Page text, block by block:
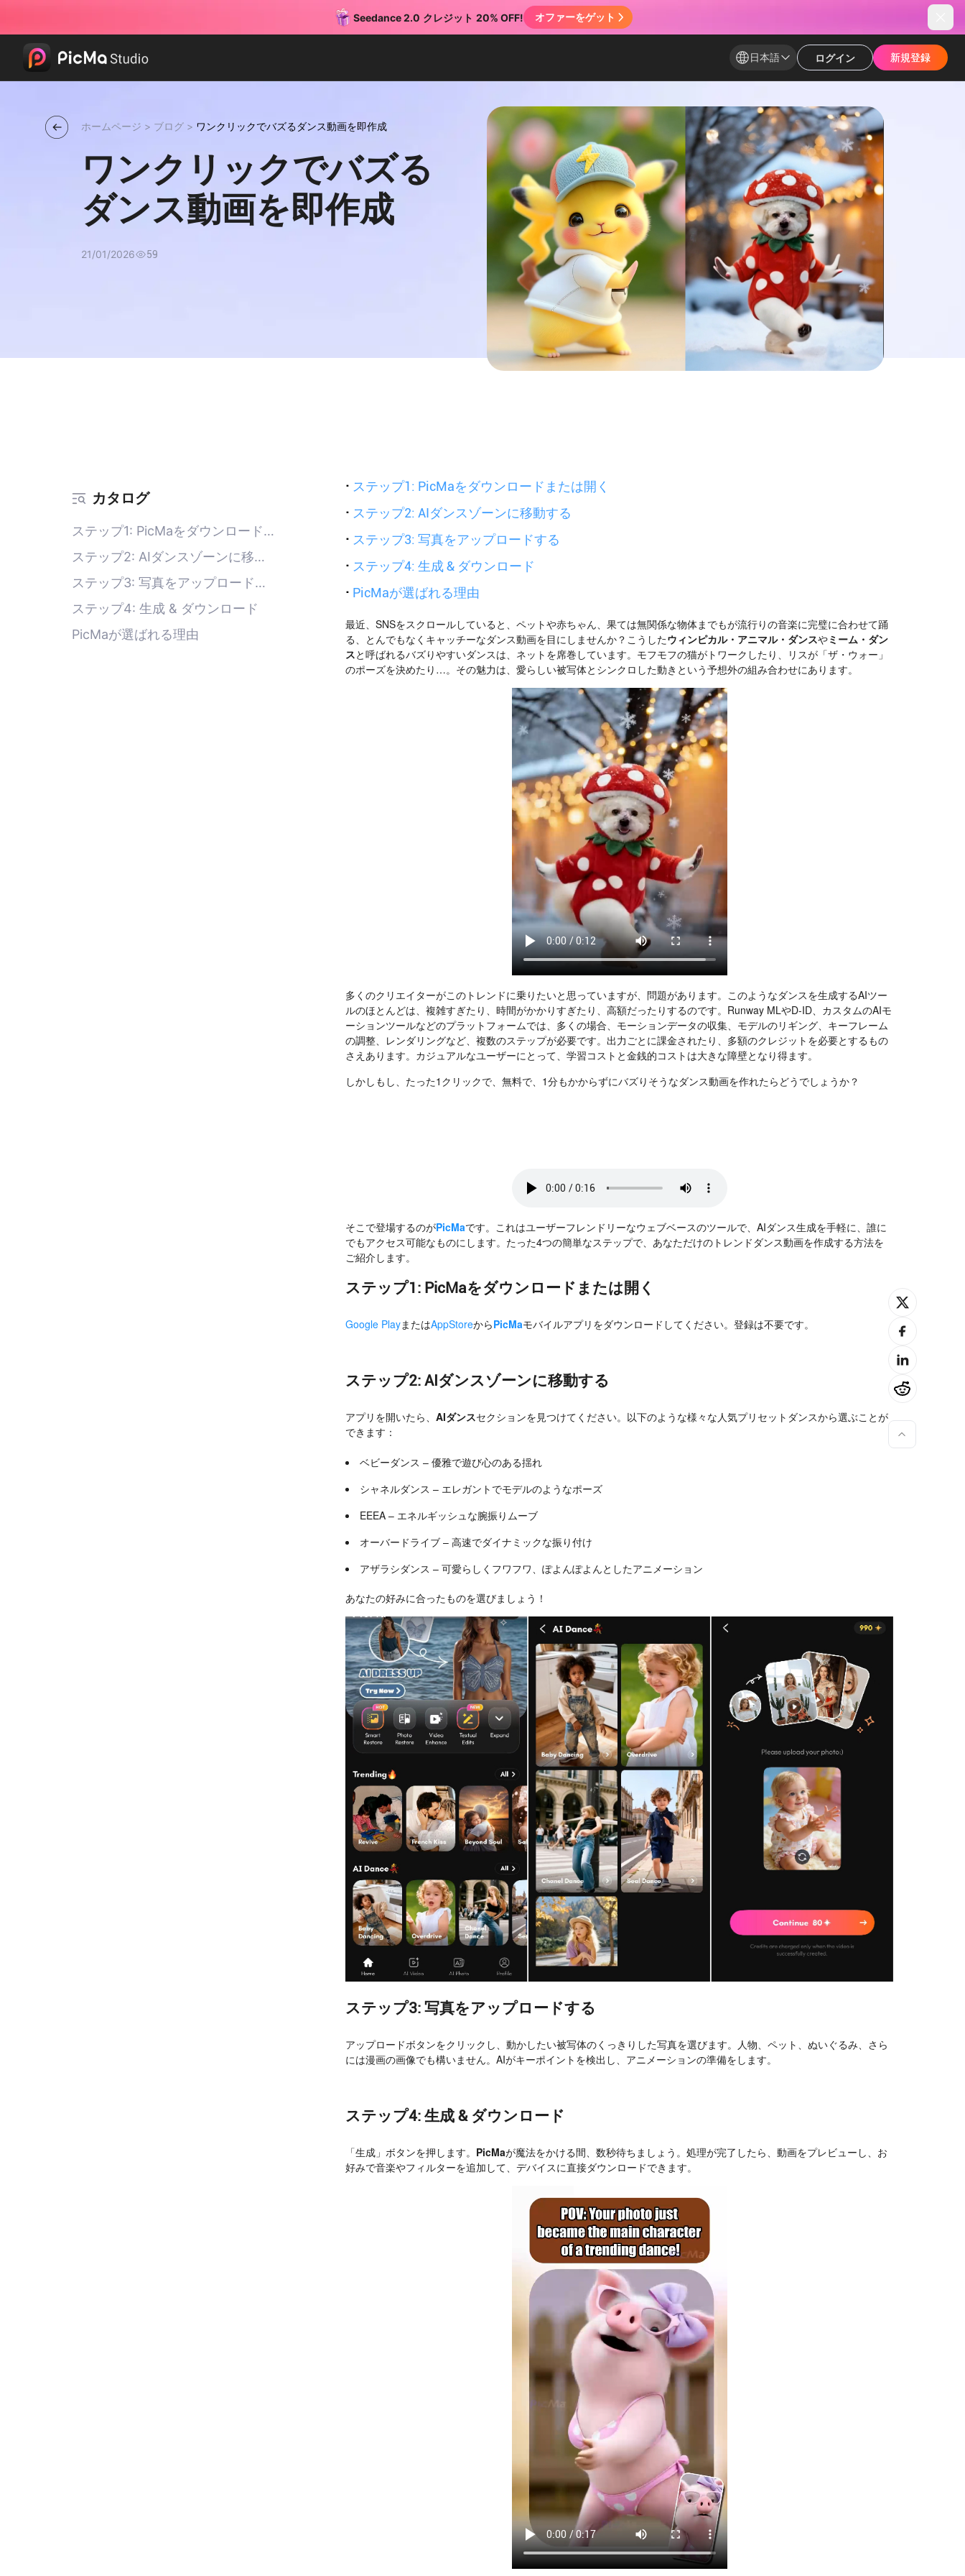
日本語 ログイン 新規登録​
新規登録​
ホームページ > ブログ > ワンクリックでバズるダンス動画を即作成
ワンクリックでバズる
ダンス動画を即作成
21/01/2026 59
カタログ
ステップ1: PicMaをダウンロードま
たは開く
ステップ2: AIダンスゾーンに移動
する
ステップ3: 写真をアップロードす
る
ステップ4: 生成 & ダウンロード
PicMaが選ばれる理由
· ステップ1: PicMaをダウンロードまたは開く
· ステップ2: AIダンスゾーンに移動する
· ステップ3: 写真をアップロードする
· ステップ4: 生成 & ダウンロード
· PicMaが選ばれる理由
最近、SNSをスクロールしていると、ペットや赤ちゃん、果ては無関係な物体までもが流行りの音楽に完璧に合わせて踊
る、とんでもなくキャッチーなダンス動画を目にしませんか？こうしたウィンピカル・アニマル・ダンスやミーム・ダン
スと呼ばれるバズりやすいダンスは、ネットを席巻しています。モフモフの猫がトワークしたり、リスが「ザ・ウォー」
のポーズを決めたり…。その魅力は、愛らしい被写体とシンクロした動きという予想外の組み合わせにあります。
多くのクリエイターがこのトレンドに乗りたいと思っていますが、問題があります。このようなダンスを生成するAIツー
ルのほとんどは、複雑すぎたり、時間がかかりすぎたり、高額だったりするのです。Runway MLやD-ID、カスタムのAIモ
ーションツールなどのプラットフォームでは、多くの場合、モーションデータの収集、モデルのリギング、キーフレーム
の調整、レンダリングなど、複数のステップが必要です。出力ごとに課金されたり、多額のクレジットを必要とするもの
さえあります。カジュアルなユーザーにとって、学習コストと金銭的コストは大きな障壁となり得ます。
しかしもし、たった1クリックで、無料で、1分もかからずにバズりそうなダンス動画を作れたらどうでしょうか？
そこで登場するのがPicMaです。これはユーザーフレンドリーなウェブベースのツールで、AIダンス生成を手軽に、誰に
でもアクセス可能なものにします。たった4つの簡単なステップで、あなただけのトレンドダンス動画を作成する方法を
ご紹介します。
ステップ1: PicMaをダウンロードまたは開く
Google PlayまたはAppStoreからPicMaモバイルアプリをダウンロードしてください。登録は不要です。
ステップ2: AIダンスゾーンに移動する
アプリを開いたら、AIダンスセクションを見つけてください。以下のような様々な人気プリセットダンスから選ぶことが
できます：
ベビーダンス – 優雅で遊び心のある揺れ
シャネルダンス – エレガントでモデルのようなポーズ
EEEA – エネルギッシュな腕振りムーブ
オーバードライブ – 高速でダイナミックな振り付け
アザラシダンス – 可愛らしくフワフワ、ぽよんぽよんとしたアニメーション
あなたの好みに合ったものを選びましょう！
ステップ3: 写真をアップロードする
アップロードボタンをクリックし、動かしたい被写体のくっきりした写真を選びます。人物、ペット、ぬいぐるみ、さら
には漫画の画像でも構いません。AIがキーポイントを検出し、アニメーションの準備をします。
ステップ4: 生成 & ダウンロード
「生成」ボタンを押します。 PicMaが魔法をかける間、数秒待ちましょう。処理が完了したら、動画をプレビューし、お
好みで音楽やフィルターを追加して、デバイスに直接ダウンロードできます。
Seedance 2.0 クレジット 20% OFF! オファーをゲット